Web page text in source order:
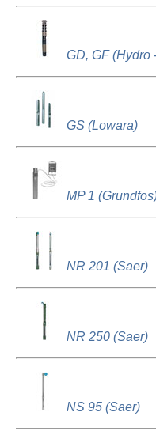
GD, GF (Hydro
GS (Lowara)
MP 1
NR 201 (Saer)
NR 250 (Saer)
NS 95 (Saer)